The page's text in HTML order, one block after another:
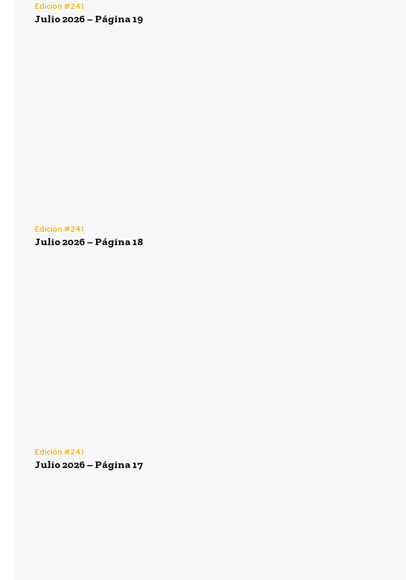
Edición #241
Julio 2026 – Página 19
Edición #241
Julio 2026 – Página 18
Edición #241
Julio 2026 – Página 17